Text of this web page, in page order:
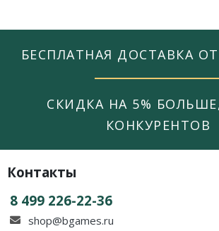
БЕСПЛАТНАЯ ДОСТАВКА ОТ
СКИДКА НА 5%
КОНКУРЕНТОВ
Контакты
8 499 226-22-36
shop@bgames.ru